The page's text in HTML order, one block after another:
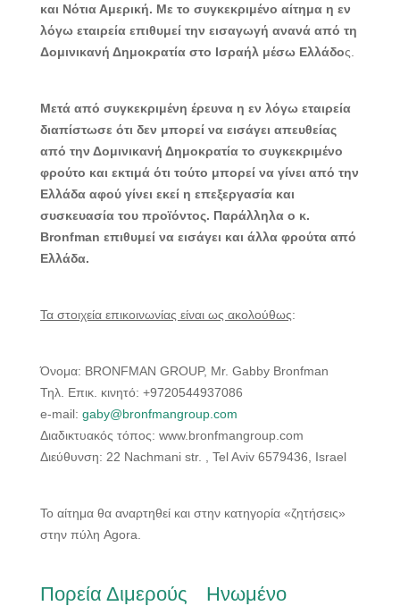
και Νότια Αμερική. Με το συγκεκριμένο αίτημα η εν
λόγω εταιρεία επιθυμεί την εισαγωγή ανανά από τη
Δομινικανή Δημοκρατία στο Ισραήλ μέσω Ελλάδος.
Μετά από συγκεκριμένη έρευνα η εν λόγω εταιρεία
διαπίστωσε ότι δεν μπορεί να εισάγει απευθείας
από την Δομινικανή Δημοκρατία το συγκεκριμένο
φρούτο και εκτιμά ότι τούτο μπορεί να γίνει από την
Ελλάδα αφού γίνει εκεί η επεξεργασία και
συσκευασία του προϊόντος. Παράλληλα ο κ.
Bronfman επιθυμεί να εισάγει και άλλα φρούτα από
Ελλάδα.
Τα στοιχεία επικοινωνίας είναι ως ακολούθως:
Όνομα: BRONFMAN GROUP, Mr. Gabby Bronfman
Τηλ. Επικ. κινητό: +9720544937086
e-mail: gaby@bronfmangroup.com
Διαδικτυακός τόπος: www.bronfmangroup.com
Διεύθυνση: 22 Nachmani str. , Tel Aviv 6579436, Israel
Το αίτημα θα αναρτηθεί και στην κατηγορία «ζητήσεις»
στην πύλη Agora.
Πορεία Διμερούς
Ηνωμένο